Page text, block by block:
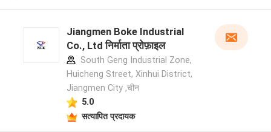
Jiangmen Boke Industrial
Co., Ltd निर्माता प्रोफ़ाइल
South Geng Industrial Zone,
Huicheng Street, Xinhui District,
Jiangmen City ,चीन
5.0
सत्यापित प्रदायक